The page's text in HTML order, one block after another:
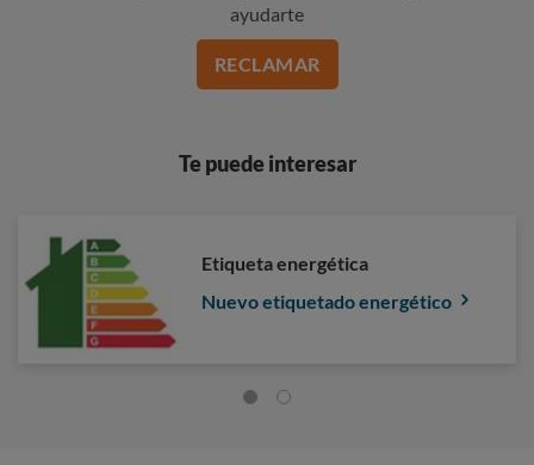
ayudarte
RECLAMAR
Te puede interesar
Etiqueta energética
Nuevo etiquetado energético